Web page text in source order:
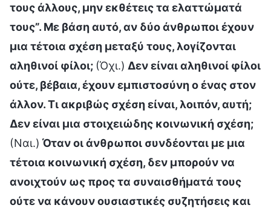
τους άλλους, μην εκθέτεις τα ελαττώματά
τους”. Με βάση αυτό, αν δύο άνθρωποι έχουν
μια τέτοια σχέση μεταξύ τους, λογίζονται
αληθινοί φίλοι; (Όχι.) Δεν είναι αληθινοί φίλοι
ούτε, βέβαια, έχουν εμπιστοσύνη ο ένας στον
άλλον. Τι ακριβώς σχέση είναι, λοιπόν, αυτή;
Δεν είναι μια στοιχειώδης κοινωνική σχέση;
(Ναι.) Όταν οι άνθρωποι συνδέονται με μια
τέτοια κοινωνική σχέση, δεν μπορούν να
ανοιχτούν ως προς τα συναισθήματά τους
ούτε να κάνουν ουσιαστικές συζητήσεις και